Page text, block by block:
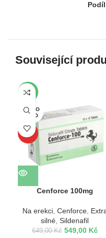
Související
-15%
VYPRO
DÁNO
TOP
Cenforce 100mg
Na erekci, Cenforce,
silné Sildenafil
649,00Kč 549,00 Kč